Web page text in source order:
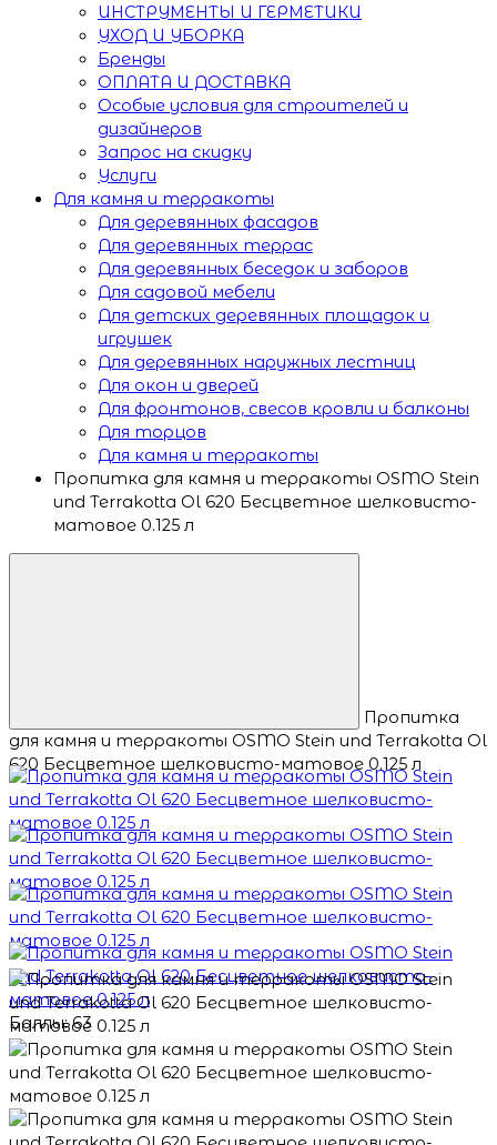
ИНСТРУМЕНТЫ И ГЕРМЕТИКИ
УХОД И УБОРКА
Бренды
ОПЛАТА И ДОСТАВКА
Особые условия для строителей и
дизайнеров
Запрос на скидку
Услуги
Для камня и терракоты
Для деревянных фасадов
Для деревянных террас
Для деревянных беседок и заборов
Для садовой мебели
Для детских деревянных площадок и
игрушек
Для деревянных наружных лестниц
Для окон и дверей
Для фронтонов, свесов кровли и балконы
Для торцов
Для камня и терракоты
Пропитка для камня и терракоты OSMO Stein
und Terrakotta Ol 620 Бесцветное шелковисто-
матовое 0.125 л
Пропитка
для камня и терракоты OSMO Stein und Terrakotta Ol
620 Бесцветное шелковисто-матовое 0.125 л
Баллы: 63